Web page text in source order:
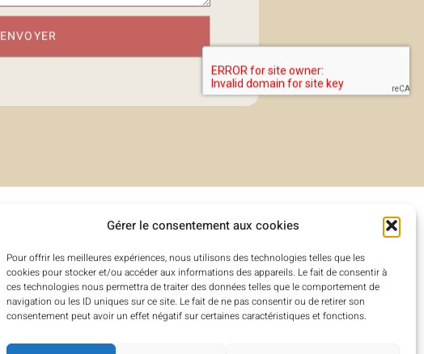
Gérer le consentement aux cookies
Pour offrir les meilleures expériences, nous utilisons des technologies telles que les
cookies pour stocker et/ou accéder aux informations des appareils. Le fait de consentir à
ces technologies nous permettra de traiter des données telles que le comportement de
navigation ou les ID uniques sur ce site. Le fait de ne pas consentir ou de retirer son
consentement peut avoir un effet négatif sur certaines caractéristiques et fonctions.
ENVOYER